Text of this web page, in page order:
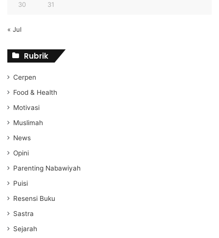
30 31
« Jul
Rubrik
Cerpen
Food & Health
Motivasi
Muslimah
News
Opini
Parenting Nabawiyah
Puisi
Resensi Buku
Sastra
Sejarah